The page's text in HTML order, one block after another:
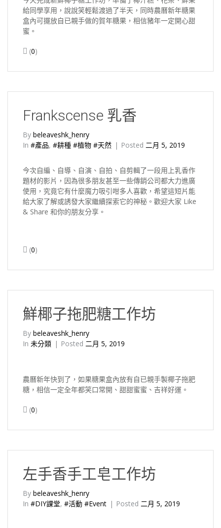
給同學享用，說說笑輕鬆渡過了半天，同時農曆新年糖果
盒內可擺放自已親手做的賀年糖果，相信豬年一定開心甜
蜜。
(0)
Frankscense 乳香
By beleaveshk_henry
In #產品, #耕種 #植物 #天然 Posted 二月 5, 2019
今次自編、自導、自演、自拍、自剪輯了一段用上乳香作
題材的影片，因為很多朋友甚至一些傳銷公司都大力進廣
使用，究竟它有什麼魔力吸引咁多人喜歡，希望這短片能
給大家了解或誘發大家繼續探索它的神秘。歡迎大家 Like
& Share 和你的朋友分享。
(0)
鮮椰子拖肥糖工作坊
By beleaveshk_henry
In 未分類 Posted 二月 5, 2019
農曆新年快到了，如果糖果盒內放有自已親手製椰子拖肥
糖，相信一定全年都笑口常開、甜甜蜜蜜、吉祥好運。
(0)
左手香手工皂工作坊
By beleaveshk_henry
In #DIY課堂, #活動 #Event Posted 二月 5, 2019